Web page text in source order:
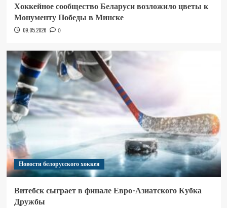
Хоккейное сообщество Беларуси возложило цветы к
Монументу Победы в Минске
09.05.2026 0
Новости белорусского хоккея
Витебск сыграет в финале Евро-Азиатского Кубка
Дружбы